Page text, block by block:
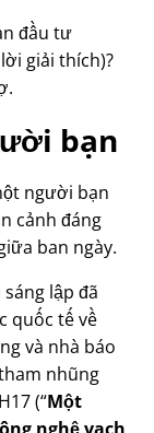
đầu tư
giải thích)?
bạn
người bạn
cảnh đáng
ban ngày.
lập đã
quốc tế về
và nhà báo
nhũng
( Một